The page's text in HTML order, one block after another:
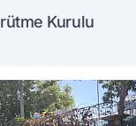
Kurulu